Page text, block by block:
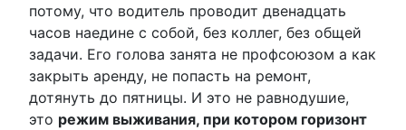
потому, что водитель проводит двенадцать
часов наедине с собой, без коллег, без общей
задачи. Его голова занята не профсоюзом а как
закрыть аренду, не попасть на ремонт,
дотянуть до пятницы. И это не равнодушие,
это режим выживания, при котором горизонт